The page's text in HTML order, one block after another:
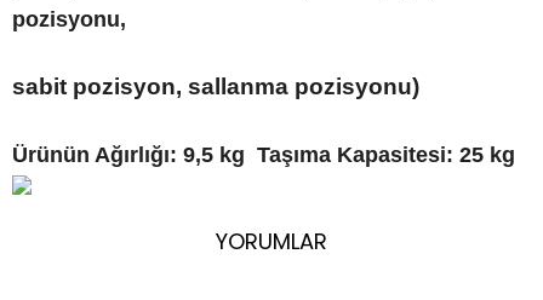
pozisyonu,
sabit pozisyon, sallanma pozisyonu)
Ürünün Ağırlığı: 9,5 kg Taşıma Kapasitesi: 25 kg
YORUMLAR